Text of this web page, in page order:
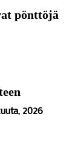
pönttöjä
2026